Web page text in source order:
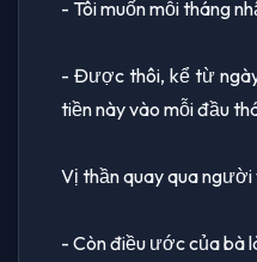
- Tôi muốn mỗi tháng
- Được thôi, kể từ
tiền này vào mỗi đầu
Vị thần quay qua người
- Còn điều ước của bà